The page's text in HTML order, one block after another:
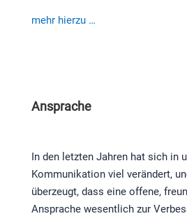
mehr hierzu …
Ansprache
In den letzten Jahren hat sich in
Kommunikation viel verändert,
überzeugt, dass eine offene,
Ansprache wesentlich zur